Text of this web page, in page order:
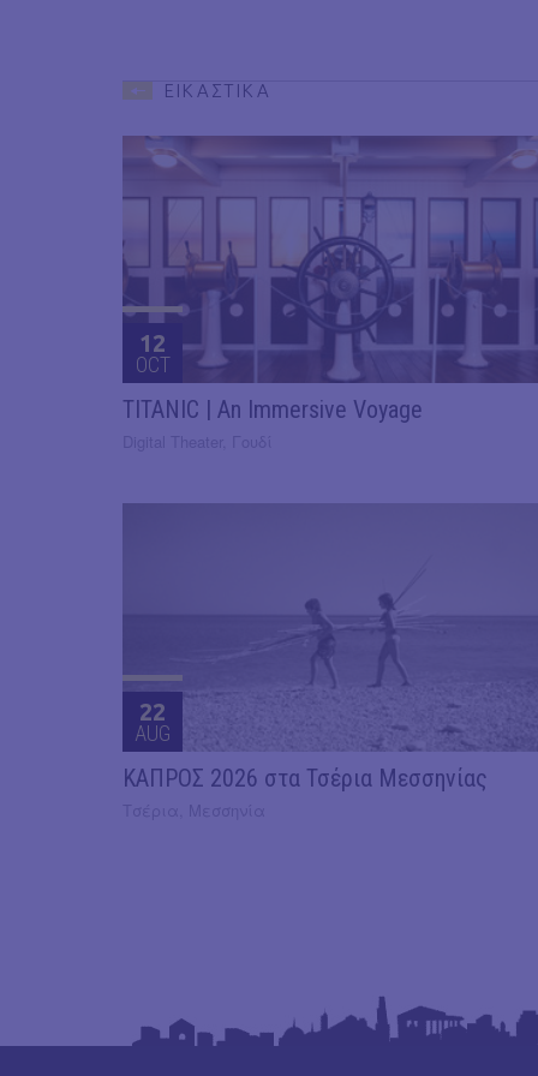
ΕΙΚΑΣΤΙΚΑ
12
OCT
TITANIC | An Immersive Voyage
22
AUG
ΚΑΠΡΟΣ 2026 στα Τσέρια Μεσσηνίας